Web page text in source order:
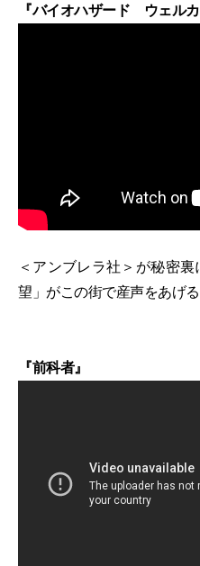
『バイオハザード ウェル
＜アンブレラ社＞が秘密
望」がこの街で産声をあげ
『前科者』